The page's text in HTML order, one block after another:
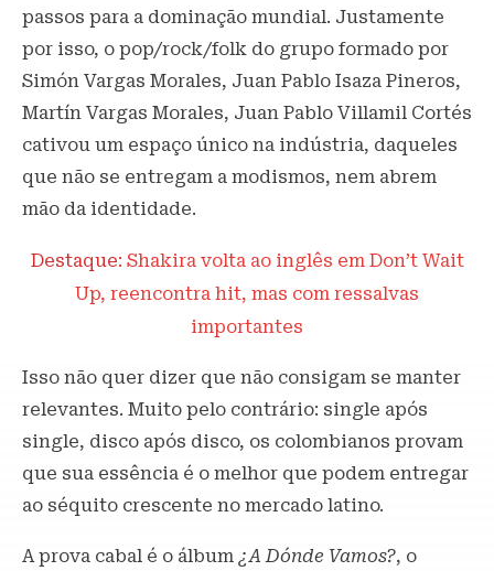
passos para a dominação mundial. Justamente
por isso, o pop/rock/folk do grupo formado por
Simón Vargas Morales, Juan Pablo Isaza Pineros,
Martín Vargas Morales, Juan Pablo Villamil Cortés
cativou um espaço único na indústria, daqueles
que não se entregam a modismos, nem abrem
mão da identidade.
Destaque: Shakira volta ao inglês em Don’t Wait
Up, reencontra hit, mas com ressalvas
importantes
Isso não quer dizer que não consigam se manter
relevantes. Muito pelo contrário: single após
single, disco após disco, os colombianos provam
que sua essência é o melhor que podem entregar
ao séquito crescente no mercado latino.
A prova cabal é o álbum ¿A Dónde Vamos?, o